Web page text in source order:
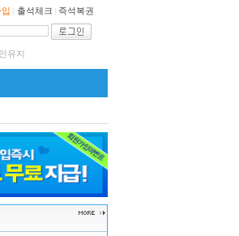
출석체크 즉석복권
유지